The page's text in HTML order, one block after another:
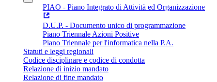
PIAO - Piano Integrato di Attività ed Organizzazione
D.U.P. - Documento unico di programmazione
Piano Triennale Azioni Positive
Piano Triennale per l'informatica nella P.A.
Statuti e leggi regionali
Codice disciplinare e codice di condotta
Relazione di inizio mandato
Relazione di fine mandato